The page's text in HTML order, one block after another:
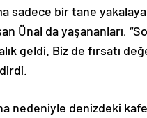
sadece bir tane
Ünal da yaşananları,
geldi. Biz de fırsatı
nedeniyle denizdeki